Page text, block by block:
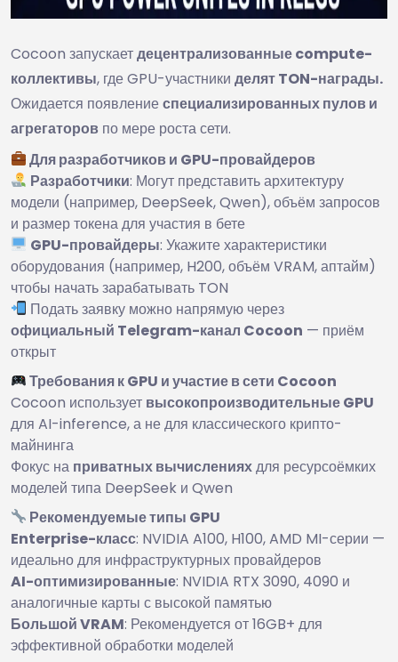
Cocoon запускаетдецентрализованные compute-
коллективы, где GPU-участники делят TON-награды.
Ожидается появлениеспециализированных пулов и
агрегаторов по мере роста сети.
Для разработчиков и GPU-провайдеров
Разработчики: Могут представить архитектуру
модели (например, DeepSeek, Qwen), объём запросов
и размер токена для участия в бете
GPU-провайдеры: Укажите характеристики
оборудования (например, H200, объём VRAM, аптайм)
чтобы начать зарабатывать TON
Подать заявку можно напрямую через
официальный Telegram-канал Cocoon — приём
открыт
Требования к GPU и участие в сети Cocoon
Cocoon использует высокопроизводительные GPU
для AI-inference, а не для классического крипто-
майнинга
Фокус на приватных вычисленияхдля ресурсоёмких
моделей типа DeepSeek и Qwen
Рекомендуемые типы GPU
Enterprise-класс: NVIDIA A100, H100, AMD MI-серии —
идеально для инфраструктурных провайдеров
AI-оптимизированные: NVIDIA RTX 3090, 4090 и
аналогичные карты с высокой памятью
Большой VRAM: Рекомендуется от 16GB+ для
эффективной обработки моделей